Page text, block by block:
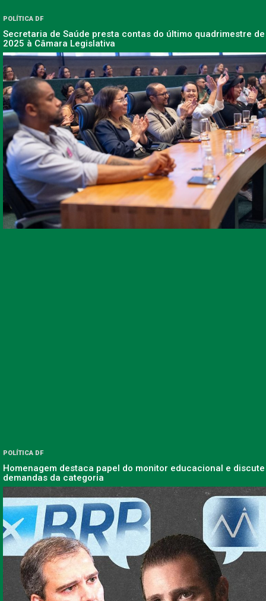
POLÍTICA DF
Secretaria de Saúde presta contas do último quadrimestre de
2025 à Câmara Legislativa
POLÍTICA DF
Homenagem destaca papel do monitor educacional e discute
demandas da categoria